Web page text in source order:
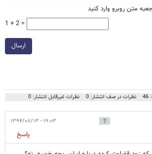
متن روبرو وارد کنید
1 + 2 =
ارسال
نظرات در صف انتشار: 0 نظرات غیرقابل انتشار: 0
۱۹:۰۳ - ۱۳۹۴/۰۸/۱۳
پاسخ